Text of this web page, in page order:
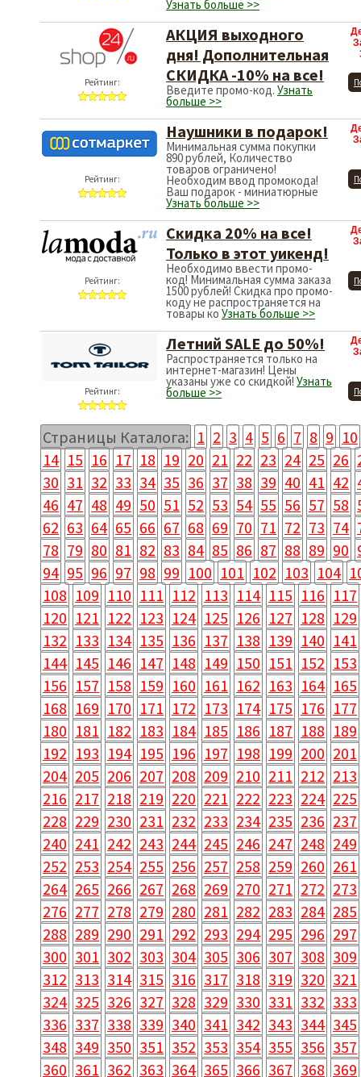
Узнать больше >>
Рейтинг:
АКЦИЯ выходного
дня! Дополнительная
СКИДКА -10% на все!
Введите промо-код. Узнать
больше >>
Рейтинг:
Наушники в подарок!
Минимальная сумма покупки
890 рублей, Количество
товаров ограничено!
Необходим ввод промокода!
Ваш подарок - миниатюрные
Узнать больше >>
Рейтинг:
Скидка 20% на все!
Только в этот уикенд!
Необходимо ввести промо-
код! Минимальная сумма заказа
1500 рублей! Скидка про промо-
коду не распространяется на
товары ко Узнать больше >>
Рейтинг:
Летний SALE до 50%!
Распространяется только на
интернет-магазин! Цены
указаны уже со скидкой! Узнать
больше >>
Страницы Каталога: 1 2 3 4 5 6 7 8 9 10
14 15 16 17 18 19 20 21 22 23 24 25 26
30 31 32 33 34 35 36 37 38 39 40 41 42
46 47 48 49 50 51 52 53 54 55 56 57 58
62 63 64 65 66 67 68 69 70 71 72 73 74
78 79 80 81 82 83 84 85 86 87 88 89 90
94 95 96 97 98 99 100 101 102 103 104
108 109 110 111 112 113 114 115 116 117
120 121 122 123 124 125 126 127 128 129
132 133 134 135 136 137 138 139 140 141
144 145 146 147 148 149 150 151 152 153
156 157 158 159 160 161 162 163 164 165
168 169 170 171 172 173 174 175 176 177
180 181 182 183 184 185 186 187 188 189
192 193 194 195 196 197 198 199 200 201
204 205 206 207 208 209 210 211 212 213
216 217 218 219 220 221 222 223 224 225
228 229 230 231 232 233 234 235 236 237
240 241 242 243 244 245 246 247 248 249
252 253 254 255 256 257 258 259 260 261
264 265 266 267 268 269 270 271 272 273
276 277 278 279 280 281 282 283 284 285
288 289 290 291 292 293 294 295 296 297
300 301 302 303 304 305 306 307 308 309
312 313 314 315 316 317 318 319 320 321
324 325 326 327 328 329 330 331 332 333
336 337 338 339 340 341 342 343 344 345
348 349 350 351 352 353 354 355 356 357
360 361 362 363 364 365 366 367 368 369